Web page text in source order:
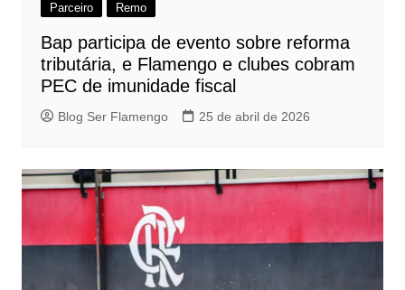
Parceiro
Remo
Bap participa de evento sobre reforma
tributária, e Flamengo e clubes cobram
PEC de imunidade fiscal
Blog Ser Flamengo 25 de abril de 2026